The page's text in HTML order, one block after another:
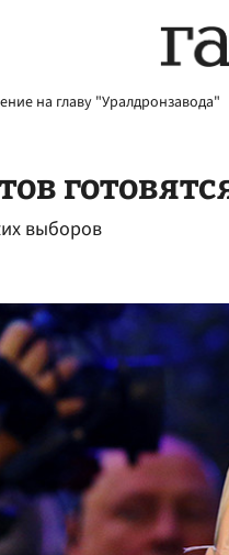
на главу "Уралдронзавода"
выборов